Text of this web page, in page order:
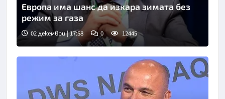
Европа има шанс да изкара зимата без
режим за газа
02 декември | 17:58 0 12445